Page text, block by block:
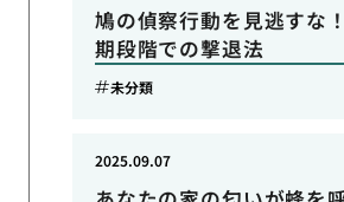
鳩の偵察行動を見逃すな
期段階での撃退法
未分類
2025.09.07